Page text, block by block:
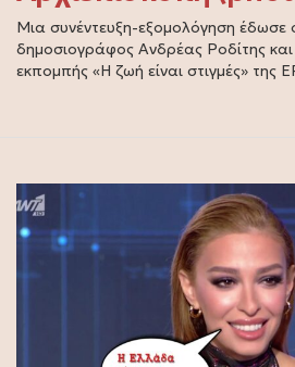
Μια συνέντευξη-εξομολόγηση έδωσε
δημοσιογράφος Ανδρέας Ροδίτης
εκπομπής «Η ζωή είναι στιγμές»